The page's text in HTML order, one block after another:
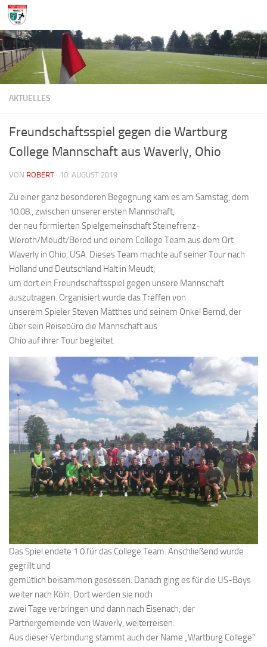
Zum Inhalt springen
AKTUELLES
Freundschaftsspiel gegen die Wartburg
College Mannschaft aus Waverly, Ohio
VON ROBERT · 10. AUGUST 2019
Zu einer ganz besonderen Begegnung kam es am Samstag, dem
10.08., zwischen unserer ersten Mannschaft,
der neu formierten Spielgemeinschaft Steinefrenz-
Weroth/Meudt/Berod und einem College Team aus dem Ort
Waverly in Ohio, USA. Dieses Team machte auf seiner Tour nach
Holland und Deutschland Halt in Meudt,
um dort ein Freundschaftsspiel gegen unsere Mannschaft
auszutragen. Organisiert wurde das Treffen von
unserem Spieler Steven Matthes und seinem Onkel Bernd, der
über sein Reisebüro die Mannschaft aus
Ohio auf ihrer Tour begleitet.
Das Spiel endete 1:0 für das College Team. Anschließend wurde
gegrillt und
gemütlich beisammen gesessen. Danach ging es für die US-Boys
weiter nach Köln. Dort werden sie noch
zwei Tage verbringen und dann nach Eisenach, der
Partnergemeinde von Waverly, weiterreisen.
Aus dieser Verbindung stammt auch der Name „Wartburg College“.